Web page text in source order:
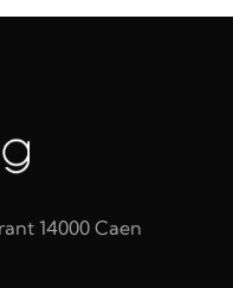
14000 Caen